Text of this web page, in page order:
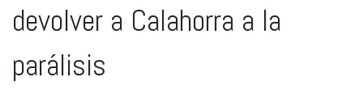
devolver a Calahorra a la
parálisis